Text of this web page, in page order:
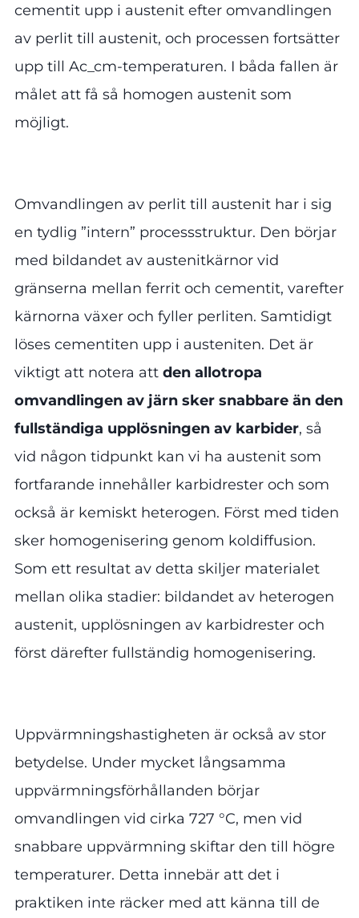
cementit upp i austenit efter omvandlingen
av perlit till austenit, och processen fortsätter
upp till Ac_cm-temperaturen. I båda fallen är
målet att få så homogen austenit som
möjligt.
Omvandlingen av perlit till austenit har i sig
en tydlig ”intern” processstruktur. Den börjar
med bildandet av austenitkärnor vid
gränserna mellan ferrit och cementit, varefter
kärnorna växer och fyller perliten. Samtidigt
löses cementiten upp i austeniten. Det är
viktigt att notera att den allotropa
omvandlingen av järn sker snabbare än den
fullständiga upplösningen av karbider, så
vid någon tidpunkt kan vi ha austenit som
fortfarande innehåller karbidrester och som
också är kemiskt heterogen. Först med tiden
sker homogenisering genom koldiffusion.
Som ett resultat av detta skiljer materialet
mellan olika stadier: bildandet av heterogen
austenit, upplösningen av karbidrester och
först därefter fullständig homogenisering.
Uppvärmningshastigheten är också av stor
betydelse. Under mycket långsamma
uppvärmningsförhållanden börjar
omvandlingen vid cirka 727 °C, men vid
snabbare uppvärmning skiftar den till högre
temperaturer. Detta innebär att det i
praktiken inte räcker med att känna till de